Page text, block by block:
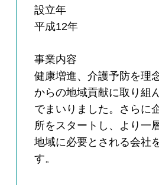
設立年
平成12年
事業内容
健康増進、介護予防を理
からの地域貢献に取り組
でまいりました。さらに
所をスタートし、より一
地域に必要とされる会社
す。